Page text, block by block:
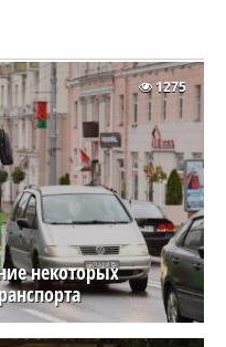
некоторых
1275